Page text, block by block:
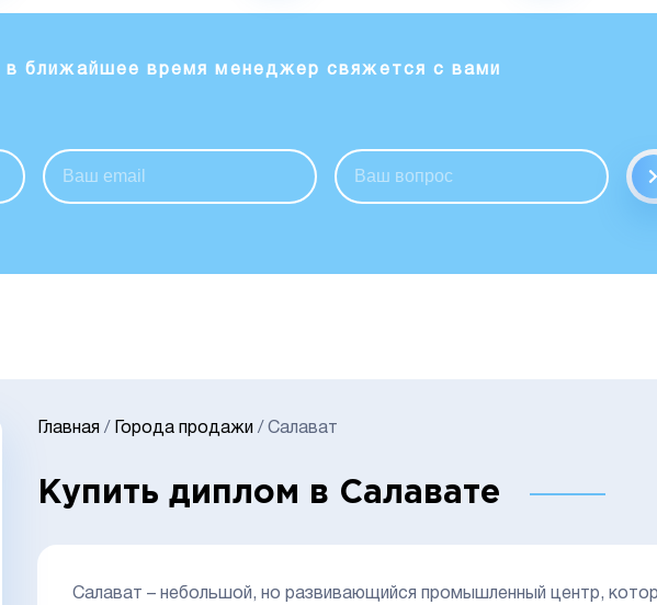
в ближайшее время менеджер свяжется с вами
Главная / Города продажи /Салават
Купить диплом в Салавате
Салават – небольшой, но развивающийся промышленный центр,